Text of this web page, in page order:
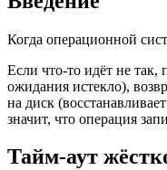
Когда операционной
Если что-то идёт не так,
ожидания истекло),
на диск
значит, что операция
Тайм-аут